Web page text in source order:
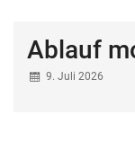
Ablauf
9. Juli 2026